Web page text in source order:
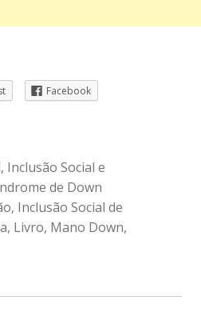
Facebook
, Inclusão Social e
de Down
, Inclusão Social de
, Livro, Mano Down,